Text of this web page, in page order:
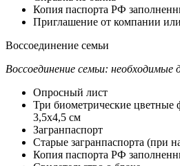
Копия паспорта РФ
Приглашение от компании
Воссоединение семьи
Воссоединение семьи: необходимые
Опросный лист
Три биометрические цветные
3,5х4,5 см
Загранпаспорт
Старые загранпаспорта (при
Копия паспорта РФ